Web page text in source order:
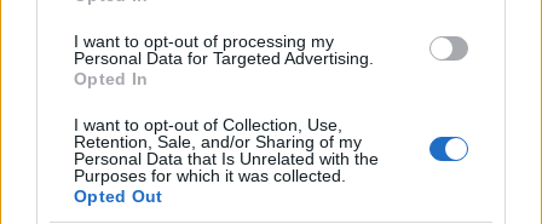
I want to opt-out of processing my
Personal Data for Targeted Advertising.
Opted In
I want to opt-out of Collection, Use,
Retention, Sale, and/or Sharing of my
Personal Data that Is Unrelated with the
Purposes for which it was collected.
Opted Out